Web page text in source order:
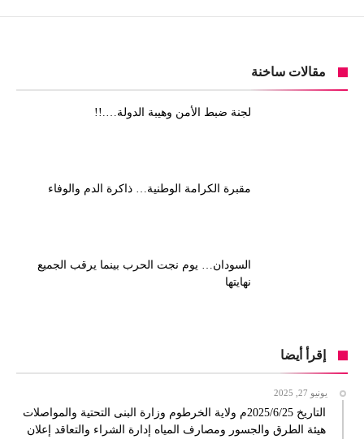
مقالات ساخنة
لجنة ضبط الأمن وهيبة الدولة….!!
مقبرة الكرامة الوطنية… ذاكرة الدم والوفاء
السودان… يوم نجت الحرب بينما يرقب الجميع
نهايتها
إقرأ أيضا
يونيو 27, 2025
التاريخ 2025/6/25م ولاية الخرطوم وزارة البنى التحتية والمواصلات
هيئة الطرق والجسور ومصارف المياه إدارة الشراء والتعاقد إعلان